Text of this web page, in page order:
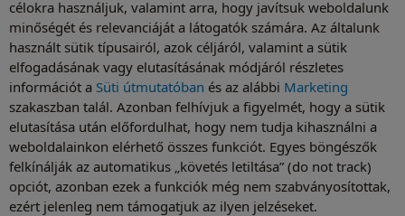
célokra használjuk, valamint arra, hogy javítsuk weboldalunk
minőségét és relevanciáját a látogatók számára. Az általunk
használt sütik típusairól, azok céljáról, valamint a sütik
elfogadásának vagy elutasításának módjáról részletes
információt a Süti útmutatóban és az alábbi Marketing
szakaszban talál. Azonban felhívjuk a figyelmét, hogy a sütik
elutasítása után előfordulhat, hogy nem tudja kihasználni a
weboldalainkon elérhető összes funkciót. Egyes böngészők
felkínálják az automatikus „követés letiltása” (do not track)
opciót, azonban ezek a funkciók még nem szabványosítottak,
ezért jelenleg nem támogatjuk az ilyen jelzéseket.